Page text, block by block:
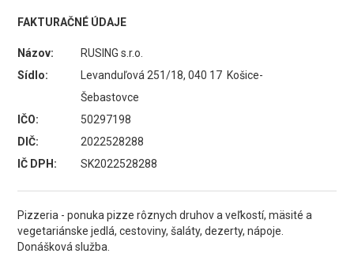
FAKTURAČNÉ ÚDAJE
Názov:
RUSING s.r.o.
Sídlo:
Levanduľová 251/18, 040 17 Košice-
Šebastovce
IČO:
50297198
DIČ:
2022528288
IČ DPH:
SK2022528288
Pizzeria - ponuka pizze rôznych druhov a veľkostí, mäsité a
vegetariánske jedlá, cestoviny, šaláty, dezerty, nápoje.
Donášková služba.